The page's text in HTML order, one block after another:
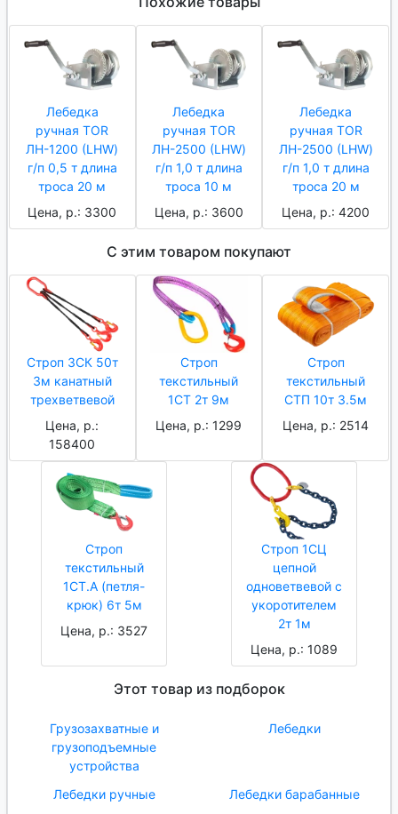
Лебедка
ручная TOR
ЛН-1200 (LHW)
г/п 0,5 т длина
троса 20 м
Цена, р.: 3300
Лебедка
ручная TOR
ЛН-2500 (LHW)
г/п 1,0 т длина
троса 10 м
Цена, р.: 3600
Лебедка
ручная TOR
ЛН-2500 (LHW)
г/п 1,0 т длина
троса 20 м
Цена, р.: 4200
С этим товаром покупают
Строп 3СК 50т
3м канатный
трехветвевой
Цена, р.:
158400
Строп
текстильный
1СТ 2т 9м
Цена, р.: 1299
Строп
текстильный
СТП 10т 3.5м
Цена, р.: 2514
Строп
текстильный
1СТ.А (петля-
крюк) 6т 5м
Цена, р.: 3527
Строп 1СЦ
цепной
одноветвевой с
укоротителем
2т 1м
Цена, р.: 1089
Этот товар из подборок
Грузозахватные и
грузоподъемные
устройства
Лебедки
Лебедки ручные
Лебедки барабанные